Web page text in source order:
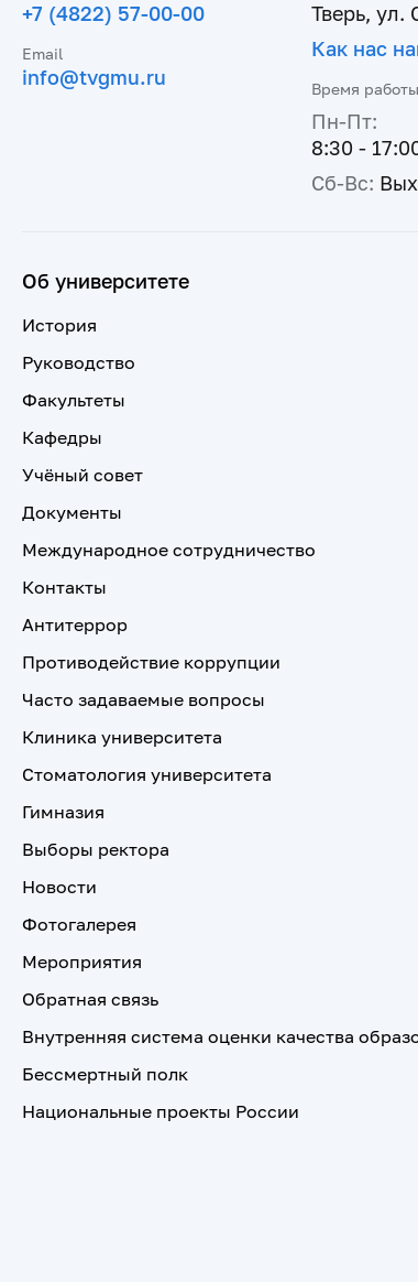
+7 (4822) 57-00-00
Email
info@tvgmu.ru
Тверь, ул.
Как нас
Время работы
Пн-Пт:
8:30 -
Сб-Вс:
Об университете
История
Руководство
Факультеты
Кафедры
Учёный совет
Документы
Международное сотрудничество
Контакты
Антитеррор
Противодействие коррупции
Часто задаваемые вопросы
Клиника университета
Стоматология университета
Гимназия
Выборы ректора
Новости
Фотогалерея
Мероприятия
Обратная связь
Внутренняя система оценки качества
Бессмертный полк
Национальные проекты России